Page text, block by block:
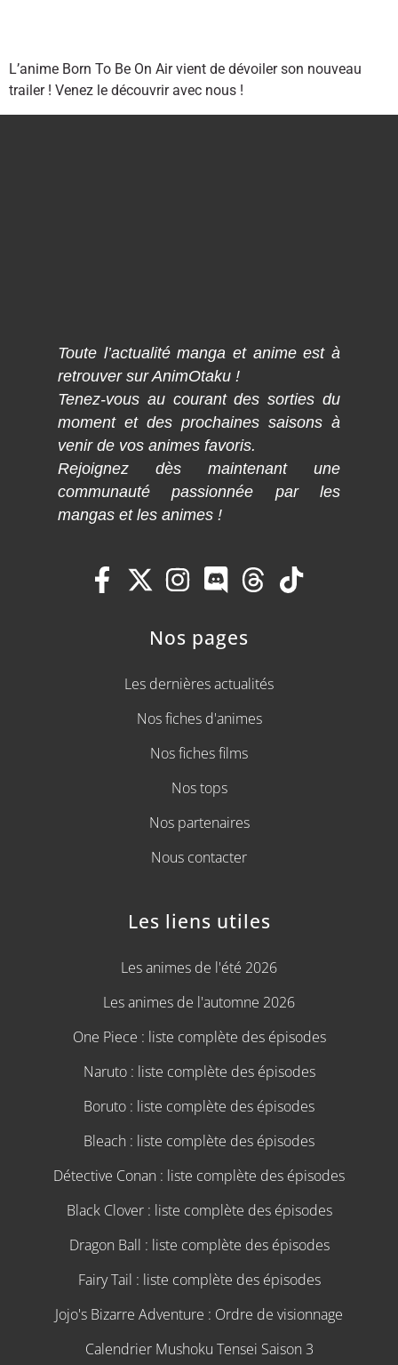
L’anime Born To Be On Air vient de dévoiler son nouveau
trailer ! Venez le découvrir avec nous !
Toute l’actualité manga et anime est à
retrouver sur AnimOtaku !
Tenez-vous au courant des sorties du
moment et des prochaines saisons à
venir de vos animes favoris.
Rejoignez dès maintenant une
communauté passionnée par les
mangas et les animes !
Nos pages
Les dernières actualités
Nos fiches d'animes
Nos fiches films
Nos tops
Nos partenaires
Nous contacter
Les liens utiles
Les animes de l'été 2026
Les animes de l'automne 2026
One Piece : liste complète des épisodes
Naruto : liste complète des épisodes
Boruto : liste complète des épisodes
Bleach : liste complète des épisodes
Détective Conan : liste complète des épisodes
Black Clover : liste complète des épisodes
Dragon Ball : liste complète des épisodes
Fairy Tail : liste complète des épisodes
Jojo's Bizarre Adventure : Ordre de visionnage
Calendrier Mushoku Tensei Saison 3